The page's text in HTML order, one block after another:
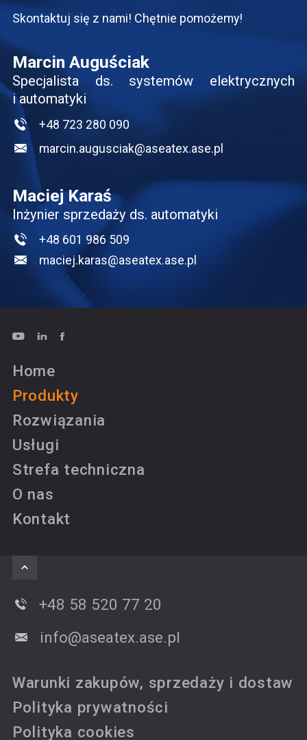
Skontaktuj się z nami! Chętnie pomożemy!
Marcin Auguściak
Specjalista ds. systemów elektrycznych
i automatyki
+48 723 280 090
marcin.augusciak@aseatex.ase.pl
Maciej Karaś
Inżynier sprzedaży ds. automatyki
+48 601 986 509
maciej.karas@aseatex.ase.pl
Home
Produkty
Rozwiązania
Usługi
Strefa techniczna
O nas
Kontakt
+48 58 520 77 20
info@aseatex.ase.pl
Warunki zakupów, sprzedaży i dostaw
Polityka prywatności
Polityka cookies